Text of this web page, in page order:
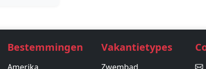
Bestemmingen Vakantietypes